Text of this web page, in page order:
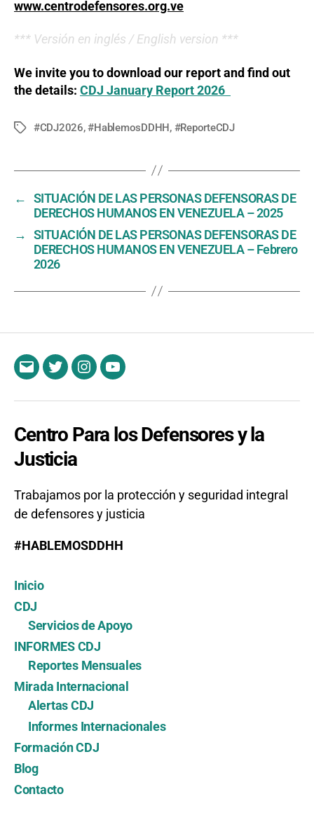
www.centrodefensores.org.ve
*** Versión en inglés /English version ***
We invite you to download our report and find out
the details: CDJ January Report 2026
Tags#CDJ2026,#HablemosDDHH, #ReporteCDJ
←
SITUACIÓN DE LAS PERSONAS DEFENSORAS DE
DERECHOS HUMANOS EN VENEZUELA – 2025
→
SITUACIÓN DE LAS PERSONAS DEFENSORAS DE
DERECHOS HUMANOS EN VENEZUELA – Febrero
2026
EmailTwitterInstagramYouTube
Centro Para los Defensores y la
Justicia
Trabajamos por la protección y seguridad integral
de defensores y justicia
#HABLEMOSDDHH
Inicio
CDJ
Servicios de Apoyo
INFORMES CDJ
Reportes Mensuales
Mirada Internacional
Alertas CDJ
Informes Internacionales
Formación CDJ
Blog
Contacto